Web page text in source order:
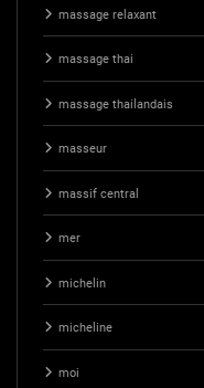
massage relaxant
massage thai
massage thailandais
masseur
massif central
mer
michelin
micheline
moi